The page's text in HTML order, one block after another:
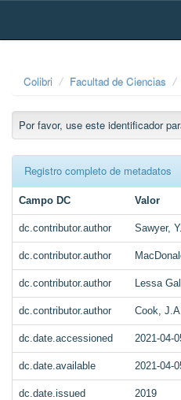
Skip
Colibri Facultad de Ciencias
Por favor, use este identificador
Registro completo de metadatos
Campo DC Valor
dc.contributor.author Sawyer,
dc.contributor.author
dc.contributor.author Lessa
dc.contributor.author Cook,
dc.date.accessioned 2021-04-
dc.date.available 2021-04-
dc.date.issued 2019